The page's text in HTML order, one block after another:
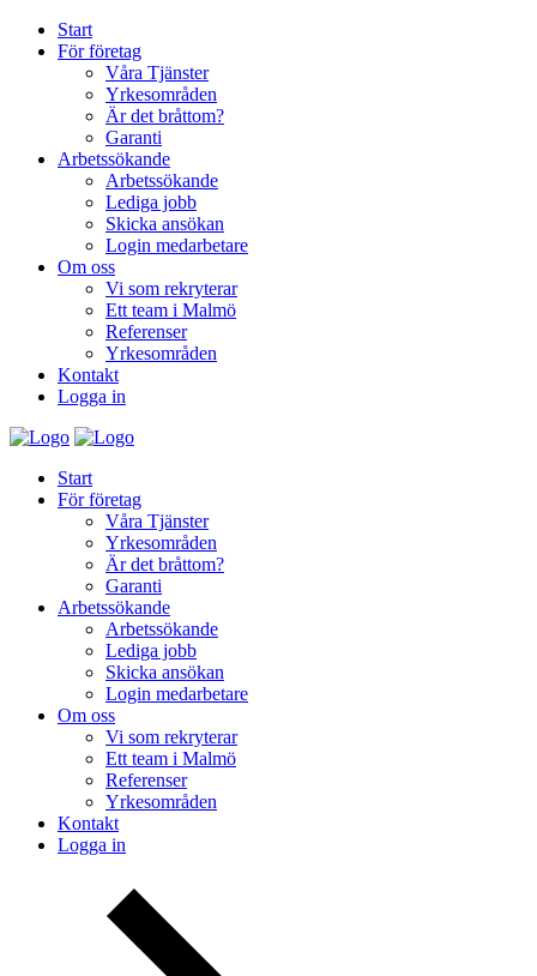
Start
För företag
Våra Tjänster
Yrkesområden
Är det bråttom?
Garanti
Arbetssökande
Arbetssökande
Lediga jobb
Skicka ansökan
Login medarbetare
Om oss
Vi som rekryterar
Ett team i Malmö
Referenser
Yrkesområden
Kontakt
Logga in
Start
För företag
Våra Tjänster
Yrkesområden
Är det bråttom?
Garanti
Arbetssökande
Arbetssökande
Lediga jobb
Skicka ansökan
Login medarbetare
Om oss
Vi som rekryterar
Ett team i Malmö
Referenser
Yrkesområden
Kontakt
Logga in